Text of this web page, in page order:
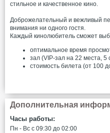
стильное и качественное кино.
Доброжелательный и вежливый
внимания ни одного гостя.
Каждый кинолюбитель сможет
оптимальное время
зал (VIP-зал на 22 места, 5
стоимость билета (от 100
Дополнительная
Часы работы:
Пн - Вс c 09:30 до 02:00